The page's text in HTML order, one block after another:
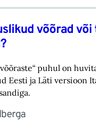
võõrad
puhul on
Eesti ja Läti versioon